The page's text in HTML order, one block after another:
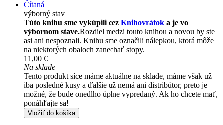
Čítaná
výborný stav
Túto knihu sme vykúpili cez Knihovrátok a je vo
výbornom stave.Rozdiel medzi touto knihou a novou by ste
asi ani nespoznali. Knihu sme označili nálepkou, ktorá môže
na niektorých obaloch zanechať stopy.
11,00 €
Na sklade
Tento produkt síce máme aktuálne na sklade, máme však už
iba posledné kusy a ďalšie už nemá ani distribútor, preto je
možné, že bude onedlho úplne vypredaný. Ak ho chcete mať,
ponáhľajte sa!
Vložiť do košíka